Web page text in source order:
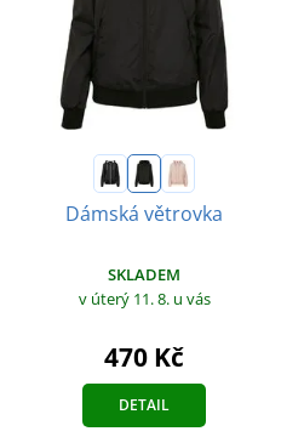
Dámská větrovka
SKLADEM
v úterý 11. 8. u vás
470 Kč
DETAIL